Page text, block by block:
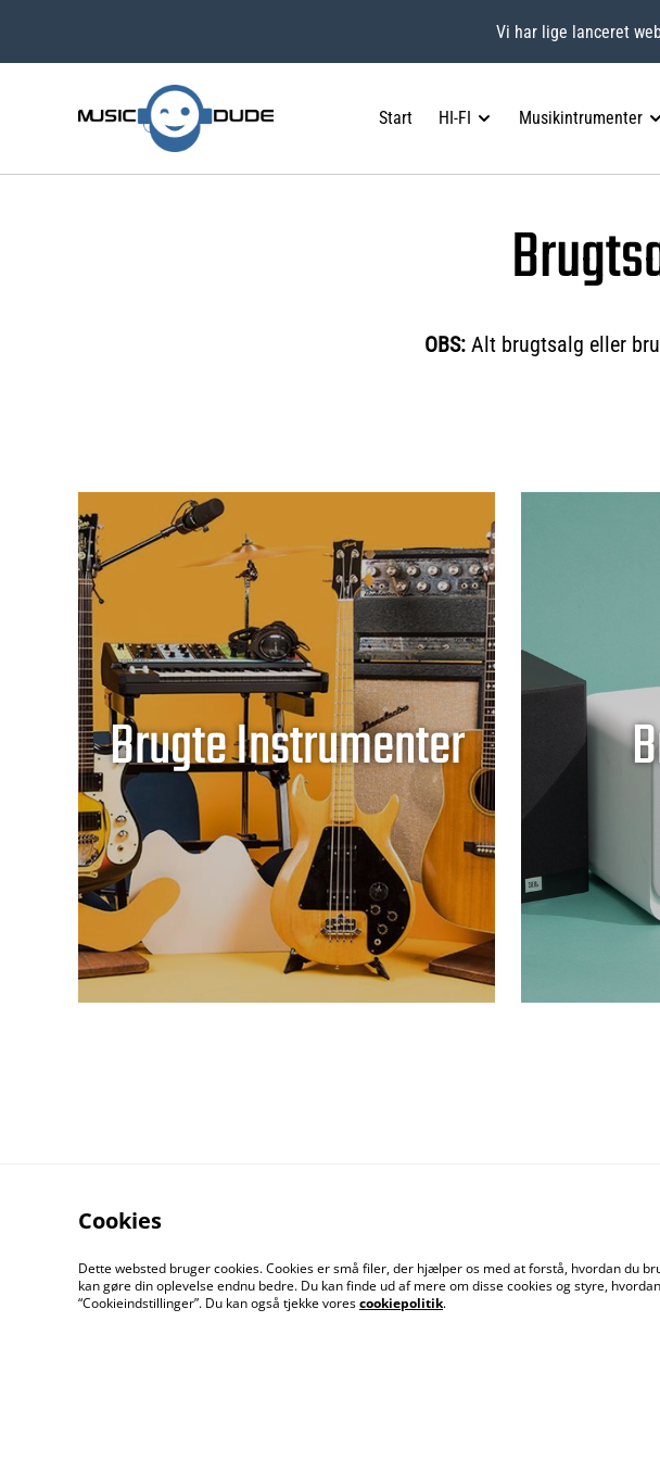
Vi har lige lanceret
Start HI-FI Musikintrumenter
OBS:Alt brugtsalg eller
Brugte Instrumenter
Kontakt os Åbningstider
Cookies
Dette websted bruger cookies. Cookies er små filer, der hjælper os med at forstå, hvordan du
kan gøre din oplevelse endnu bedre. Du kan finde ud af mere om disse cookies og styre,
“Cookieindstillinger”. Du kan også tjekke vorescookiepolitik.